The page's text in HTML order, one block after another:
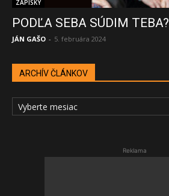
ZÁPISKY
PODĽA SEBA SÚDIM TEBA?
JÁN GAŠO - 5. februára 2024
ARCHÍV ČLÁNKOV
ARCHÍV
ČLÁNKOV
Reklama